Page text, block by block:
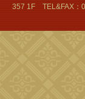
357 1F TEL&FAX：